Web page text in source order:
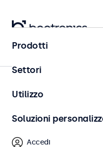
Home
Prodotti
Settori
Utilizzo
Soluzioni
Accedi